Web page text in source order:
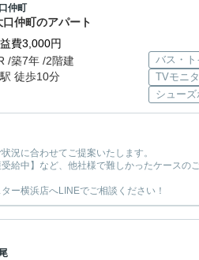
仲町
仲町のアパート
費3,000円
/築7年 /2階建
駅 徒歩10分
バス・ト
TVモニ
シューズ
況に合わせてご提案いたします。
給中】など、他社様で難しかったケースの
ー横浜店へLINEでご相談ください！